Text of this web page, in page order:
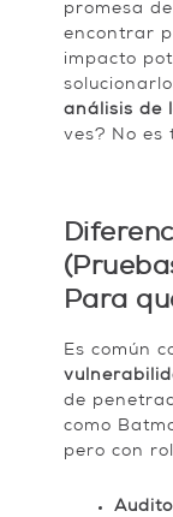
promesa
encontrar
impacto
análisis de
ves? No es
Para
Es común
de
como
pero con